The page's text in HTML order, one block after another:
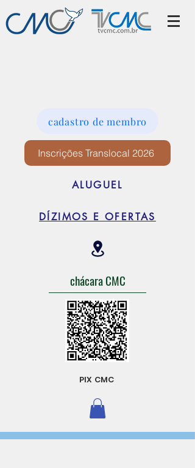
cadastro de membro
Inscrições Translocal 2026
ALUGUEL
DÍZIMOS E OFERTAS
chácara CMC
PIX CMC